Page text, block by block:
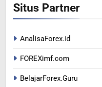
Situs Partner
AnalisaForex.id
FOREXimf.com
BelajarForex.Guru
367